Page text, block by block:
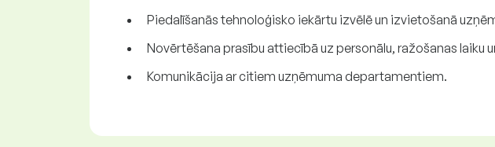
Piedalīšanās tehnoloģisko iekārtu izvēlē un izvietošanā
Novērtēšana prasību attiecībā uz personālu, ražošanas laiku
Komunikācija ar citiem uzņēmuma departamentiem.